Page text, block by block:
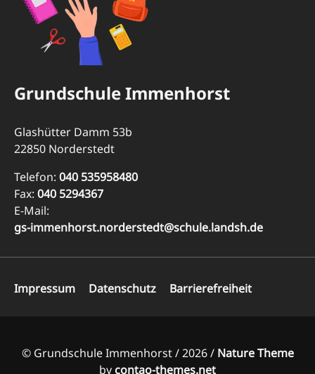
Grundschule Immenhorst
Glashütter Damm 53b
22850 Norderstedt
Telefon: 040 535958480
Fax: 040 5294367
E-Mail:
gs-immenhorst.norderstedt@schule.landsh.de
überspringen
Impressum Datenschutz Barrierefreiheit
© Grundschule Immenhorst / 2026 / Nature Theme
by contao-themes.net